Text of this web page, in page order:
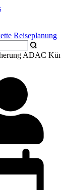
Reiseplanung
ADAC